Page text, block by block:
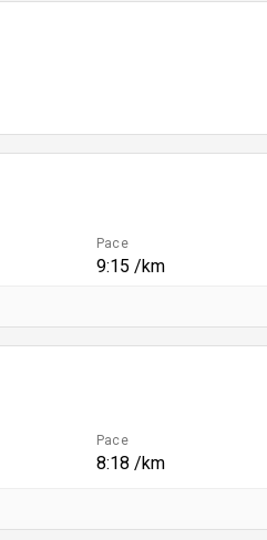
Pace
9:15 /km
Pace
8:18 /km